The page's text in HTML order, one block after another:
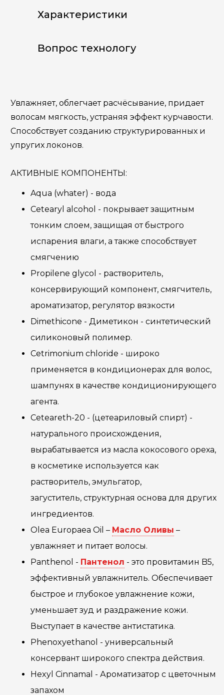
Характеристики
Вопрос технологу
Увлажняет, облегчает расчёсывание, придает
волосам мягкость, устраняя эффект курчавости.
Способствует созданию структурированных и
упругих локонов.
АКТИВНЫЕ КОМПОНЕНТЫ:
Aqua (whater) - вода
Cetearyl alcohol - покрывает защитным
тонким слоем, защищая от быстрого
испарения влаги, а также способствует
смягчению
Propilene glycol - растворитель,
консервирующий компонент, смягчитель,
ароматизатор, регулятор вязкости
Dimethicone - Диметикон - синтетический
силиконовый полимер.
Cetrimonium chloride - широко
применяется в кондиционерах для волос,
шампунях в качестве кондиционирующего
агента.
Ceteareth-20 - (цетеариловый спирт) -
натурального происхождения,
вырабатывается из масла кокосового ореха,
в косметике используется как
растворитель, эмульгатор,
загуститель, структурная основа для других
ингредиентов.
Olea Europaea Oil – Масло Оливы –
увлажняет и питает волосы.
Pаnthenol - Пантенол - это провитамин B5,
эффективный увлажнитель. Обеспечивает
быстрое и глубокое увлажнение кожи,
уменьшает зуд и раздражение кожи.
Выступает в качестве антистатика.
Phenoxyethanol - универсальный
консервант широкого спектра действия.
Hexyl Cinnamal - Ароматизатор с цветочным
запахом